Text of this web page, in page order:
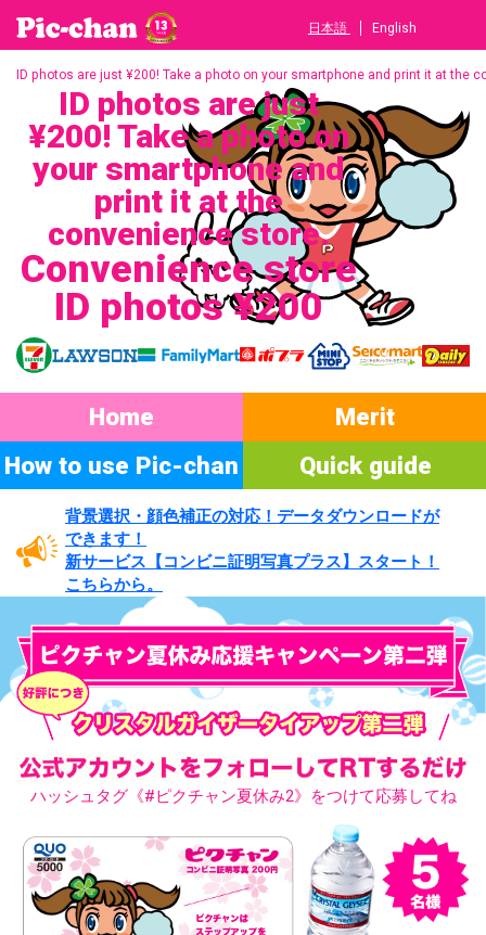
日本語 English
ID photos are just ¥200! Take a photo on your smartphone and print it at the
ID photos are just
¥200! Take a photo on
your smartphone and
print it at the
convenience store.
Convenience store
ID photos ¥200
Home
Merit
How to use Pic-chan
Quick guide
背景選択・ 顔色補正の対応！ データダウンロードが
できます！
新サービス 【コンビニ証明写真プラス】 スタート！
こちらから。
ハッシュタグ《#ピクチャン夏休み2》 をつけて応募してね